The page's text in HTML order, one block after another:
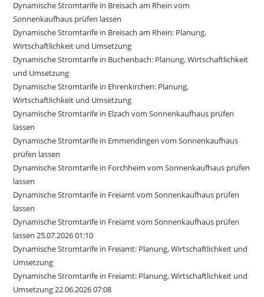
Dynamische Stromtarife in Breisach am Rhein vom
Sonnenkaufhaus prüfen lassen
Dynamische Stromtarife in Breisach am Rhein: Planung,
Wirtschaftlichkeit und Umsetzung
Dynamische Stromtarife in Buchenbach: Planung, Wirtschaftlichkeit
und Umsetzung
Dynamische Stromtarife in Ehrenkirchen: Planung,
Wirtschaftlichkeit und Umsetzung
Dynamische Stromtarife in Elzach vom Sonnenkaufhaus prüfen
lassen
Dynamische Stromtarife in Emmendingen vom Sonnenkaufhaus
prüfen lassen
Dynamische Stromtarife in Forchheim vom Sonnenkaufhaus prüfen
lassen
Dynamische Stromtarife in Freiamt vom Sonnenkaufhaus prüfen
lassen
Dynamische Stromtarife in Freiamt vom Sonnenkaufhaus prüfen
lassen 25.07.2026 01:10
Dynamische Stromtarife in Freiamt: Planung, Wirtschaftlichkeit und
Umsetzung
Dynamische Stromtarife in Freiamt: Planung, Wirtschaftlichkeit und
Umsetzung 22.06.2026 07:08